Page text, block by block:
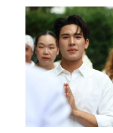
นี้ขอบอกว่าจังหวะเป๊ะปั
เศรษฐพงษ์ และ หนูเล็ก